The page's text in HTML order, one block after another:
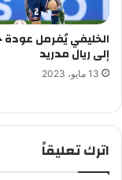
الخليفي يُفرمل
إلى ريال مدريد
13 مايو، 2023
اترك تعليقاً